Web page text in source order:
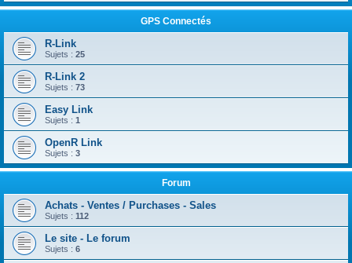
GPS Connectés
R-Link
Sujets : 25
R-Link 2
Sujets : 73
Easy Link
Sujets : 1
OpenR Link
Sujets : 3
Forum
Achats - Ventes / Purchases - Sales
Sujets : 112
Le site - Le forum
Sujets : 6